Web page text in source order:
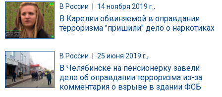
В России 14 ноября 2019 г.,
В Карелии обвиняемой в оправдании
терроризма "пришили" дело о наркотиках
В России 25 июня 2019 г.,
В Челябинске на пенсионерку завели
дело об оправдании терроризма из-за
комментария о взрыве в здании ФСБ